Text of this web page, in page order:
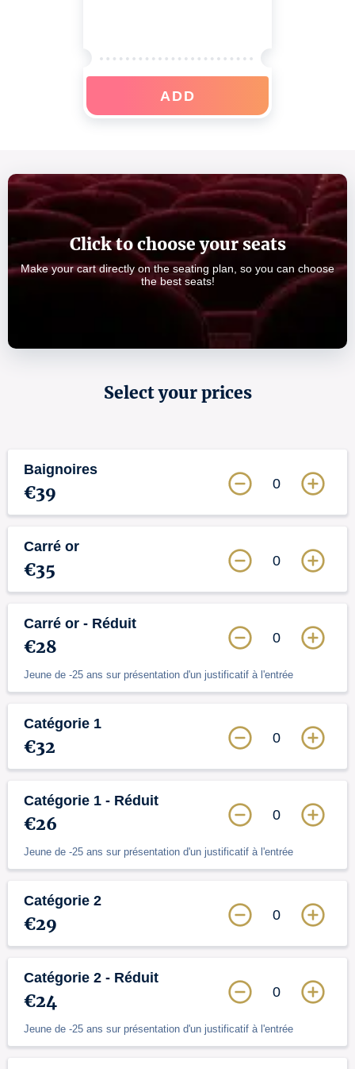
ADD
Click to choose your seats
Make your cart directly on the seating plan, so you can choose
the best seats!
Select your prices
Baignoires
€39 0
Carré or
€35 0
Carré or - Réduit
€28
Jeune de -25 ans sur présentation d'un justificatif à l'entrée
0
Catégorie 1
€32 0
Catégorie 1 - Réduit
€26
Jeune de -25 ans sur présentation d'un justificatif à l'entrée
0
Catégorie 2
€29 0
Catégorie 2 - Réduit
€24
Jeune de -25 ans sur présentation d'un justificatif à l'entrée
0